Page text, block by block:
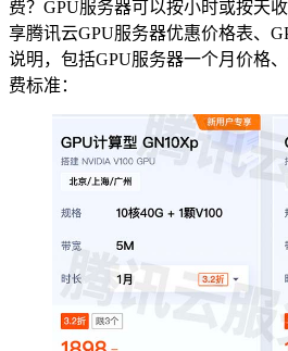
费？GPU服务器可以按小时或按天
享腾讯云GPU服务器优惠价格表、
说明，包括GPU服务器一个月价格
费标准：